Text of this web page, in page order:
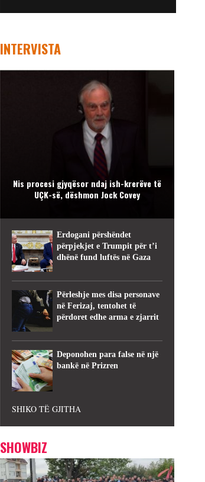
INTERVISTA
Nis procesi gjyqësor ndaj ish-krerëve të
UÇK-së, dëshmon Jock Covey
Erdogani përshëndet
përpjekjet e Trumpit për t’i
dhënë fund luftës në Gaza
Përleshje mes disa personave
në Ferizaj, tentohet të
përdoret edhe arma e zjarrit
Deponohen para false në një
bankë në Prizren
SHIKO TË GJITHA
SHOWBIZ